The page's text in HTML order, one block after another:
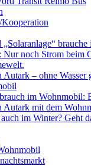
Kooperation
„Solaranlage“
Nur noch Strom beim
Autark – ohne Wasser
im Wohnmobil:
Autark mit dem
im Winter? Geht